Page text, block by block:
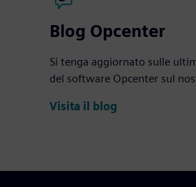
Blog Opcenter
Si tenga aggiornato sulle
del software Opcenter sul
Visita il blog